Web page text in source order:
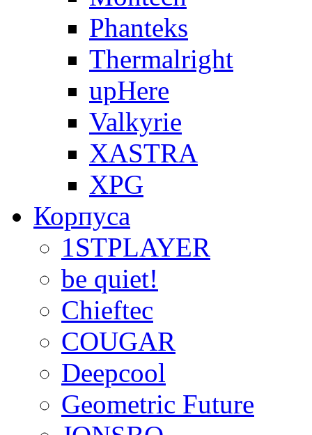
Phanteks
Thermalright
upHere
Valkyrie
XASTRA
XPG
Корпуса
1STPLAYER
be quiet!
Chieftec
COUGAR
Deepcool
Geometric Future